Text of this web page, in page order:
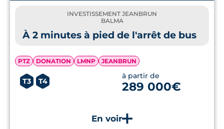
INVESTISSEMENT JEANBRUN
BALMA
À 2 minutes à pied de l'arrêt de bus
PTZ DONATION LMNP JEANBRUN
T3 T4
à partir de
289 000€